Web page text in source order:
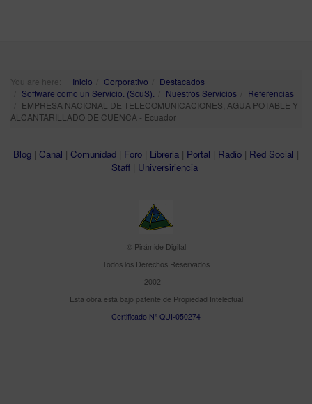
You are here: Inicio Corporativo
Destacados
Software como un Servicio. (ScuS).
Nuestros Servicios
Referencias
EMPRESA NACIONAL DE TELECOMUNICACIONES, AGUA POTABLE Y
ALCANTARILLADO DE CUENCA - Ecuador
Blog | Canal | Comunidad | Foro | Libreria | Portal | Radio | Red Social |
Staff | Universiriencia
© Pirámide Digital
Todos los Derechos Reservados
2002 -
Esta obra está bajo patente de Propiedad Intelectual
Certificado N° QUI-050274